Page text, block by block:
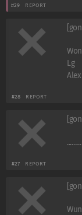
#29 REPORT
Lg
#28 REPORT
#27 REPORT